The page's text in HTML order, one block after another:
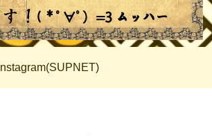
Instagram(SUPNET)